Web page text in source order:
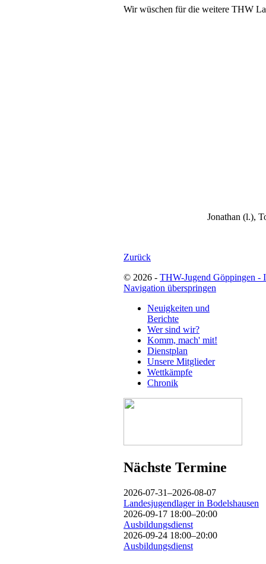
Wir wüschen für die weitere THW
Jonathan (l.),
Zurück
© 2026 - THW-Jugend Göppingen -
Navigation überspringen
Neuigkeiten und
Berichte
Wer sind wir?
Komm, mach' mit!
Dienstplan
Unsere Mitglieder
Wettkämpfe
Chronik
Nächste Termine
2026-07-31–2026-08-07
Landesjugendlager in Bodelshausen
2026-09-17 18:00–20:00
Ausbildungsdienst
2026-09-24 18:00–20:00
Ausbildungsdienst